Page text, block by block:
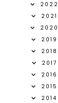
2022
2021
2020
2019
2018
2017
2016
2015
2014